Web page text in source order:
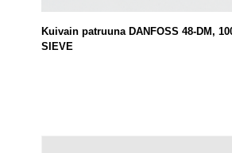
Kuivain patruuna DANFOSS 48-DM,
SIEVE